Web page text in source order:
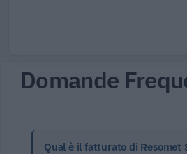
Domande
Qual è il fatturato di Resomet